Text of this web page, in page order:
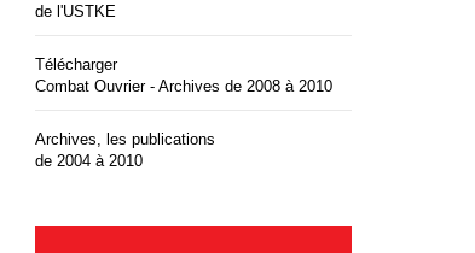
de l'USTKE
Télécharger
Combat Ouvrier - Archives de 2008 à 2010
Archives, les publications
de 2004 à 2010